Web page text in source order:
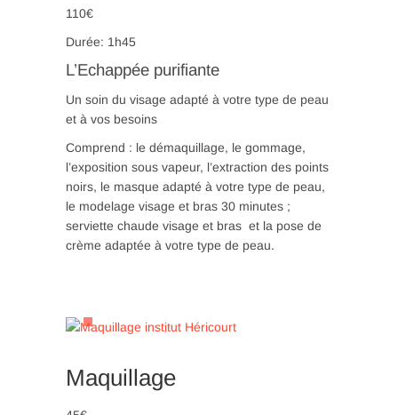
110€
Durée: 1h45
L’Echappée purifiante
Un soin du visage adapté à votre type de peau
et à vos besoins
Comprend : le démaquillage, le gommage,
l’exposition sous vapeur, l’extraction des points
noirs, le masque adapté à votre type de peau,
le modelage visage et bras 30 minutes ;
serviette chaude visage et bras et la pose de
crème adaptée à votre type de peau.
Maquillage